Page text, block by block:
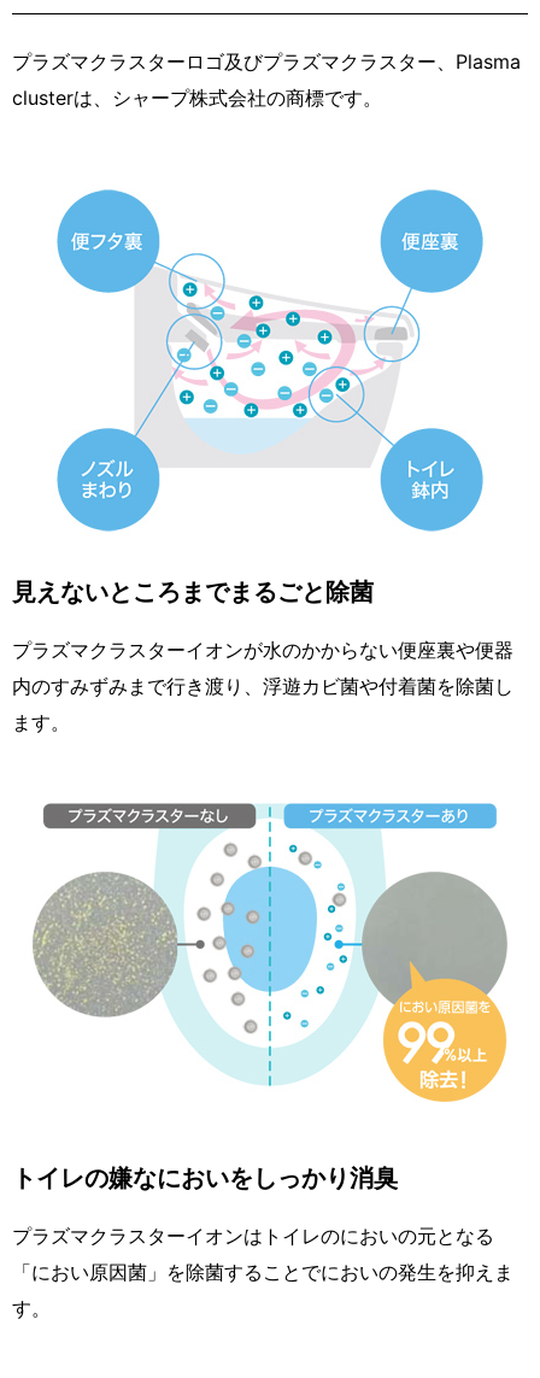
プラズマクラスターロゴ及びプラズマクラスター、Plasma
clusterは、シャープ株式会社の商標です。
見えないところまでまるごと除菌
プラズマクラスターイオンが水のかからない便座裏や便器
内のすみずみまで行き渡り、浮遊カビ菌や付着菌を除菌し
ます。
トイレの嫌なにおいをしっかり消臭
プラズマクラスターイオンはトイレのにおいの元となる
「におい原因菌」を除菌することでにおいの発生を抑えま
す。